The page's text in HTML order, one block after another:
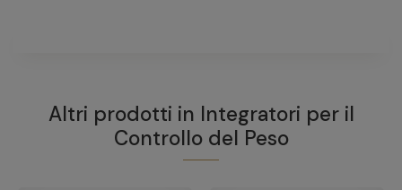
Altri prodotti in Integratori per il
Controllo del Peso